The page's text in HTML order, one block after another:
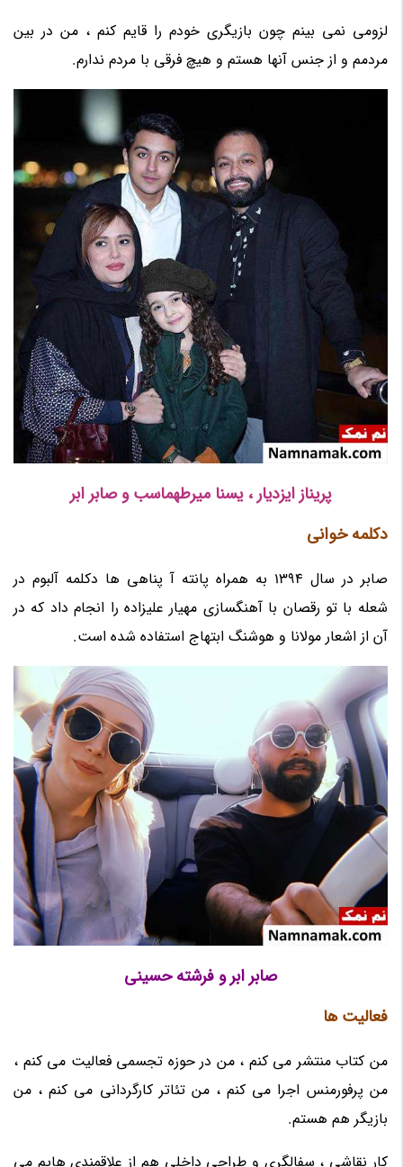
لزومی نمی بینم چون بازیگری خودم را قایم کنم ، من در بین
مردمم و از جنس آنها هستم و هیچ فرقی با مردم ندارم.
پریناز ایزدیار ، یسنا میرطهماسب و صابر ابر
دکلمه خوانی
صابر در سال 1394 به همراه پانته آ پناهی ها دکلمه آلبوم در
شعله با تو رقصان با آهنگسازی مهیار علیزاده را انجام داد که در
آن از اشعار مولانا و هوشنگ ابتهاج استفاده شده است.
صابر ابر و فرشته حسینی
فعالیت ها
من کتاب منتشر می کنم ، من در حوزه تجسمی فعالیت می کنم ،
من پرفورمنس اجرا می کنم ، من تئاتر کارگردانی می کنم ، من
بازیگر هم هستم.
کار نقاشی ، سفالگری و طراحی داخلی هم از علاقمندی هایم می